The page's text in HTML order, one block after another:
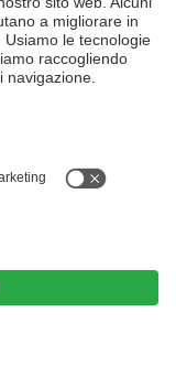
desidera vivere il
autentici, alloggi e
aggiornamento dei
chiedendo